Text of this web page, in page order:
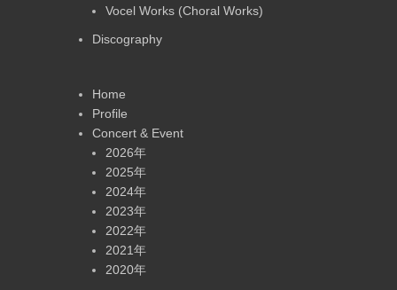
Vocel Works (Choral Works)
Discography
Home
Profile
Concert & Event
2026年
2025年
2024年
2023年
2022年
2021年
2020年